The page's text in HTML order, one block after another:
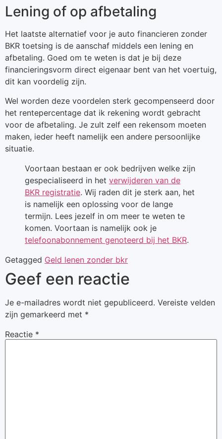
Lening of op afbetaling
Het laatste alternatief voor je auto financieren zonder
BKR toetsing is de aanschaf middels een lening en
afbetaling. Goed om te weten is dat je bij deze
financieringsvorm direct eigenaar bent van het voertuig,
dit kan voordelig zijn.
Wel worden deze voordelen sterk gecompenseerd door
het rentepercentage dat ik rekening wordt gebracht
voor de afbetaling. Je zult zelf een rekensom moeten
maken, ieder heeft namelijk een andere persoonlijke
situatie.
Voortaan bestaan er ook bedrijven welke zijn
gespecialiseerd in het verwijderen van de
BKR registratie. Wij raden dit je sterk aan, het
is namelijk een oplossing voor de lange
termijn. Lees jezelf in om meer te weten te
komen. Voortaan is namelijk ook je
telefoonabonnement genoteerd bij het BKR.
Getagged Geld lenen zonder bkr
Geef een reactie
Je e-mailadres wordt niet gepubliceerd. Vereiste velden
zijn gemarkeerd met *
Reactie *